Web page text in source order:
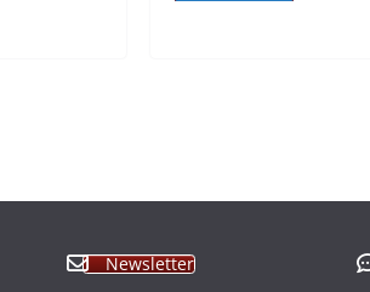
Newsletter